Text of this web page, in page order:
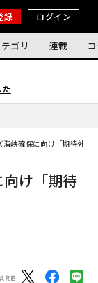
録 ログイン
ゴリ 連載
海峡確保に向け「期待外れ
向け「期待